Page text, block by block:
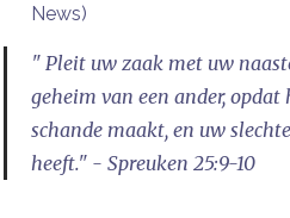
News)
" Pleit uw zaak met uw
geheim van een ander,
schande maakt, en uw
heeft." - Spreuken 25:9-10